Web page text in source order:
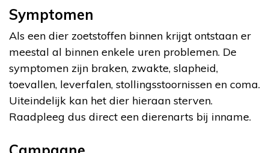
Symptomen
Als een dier zoetstoffen binnen krijgt ontstaan er
meestal al binnen enkele uren problemen. De
symptomen zijn braken, zwakte, slapheid,
toevallen, leverfalen, stollingsstoornissen en coma.
Uiteindelijk kan het dier hieraan sterven.
Raadpleeg dus direct een dierenarts bij inname.